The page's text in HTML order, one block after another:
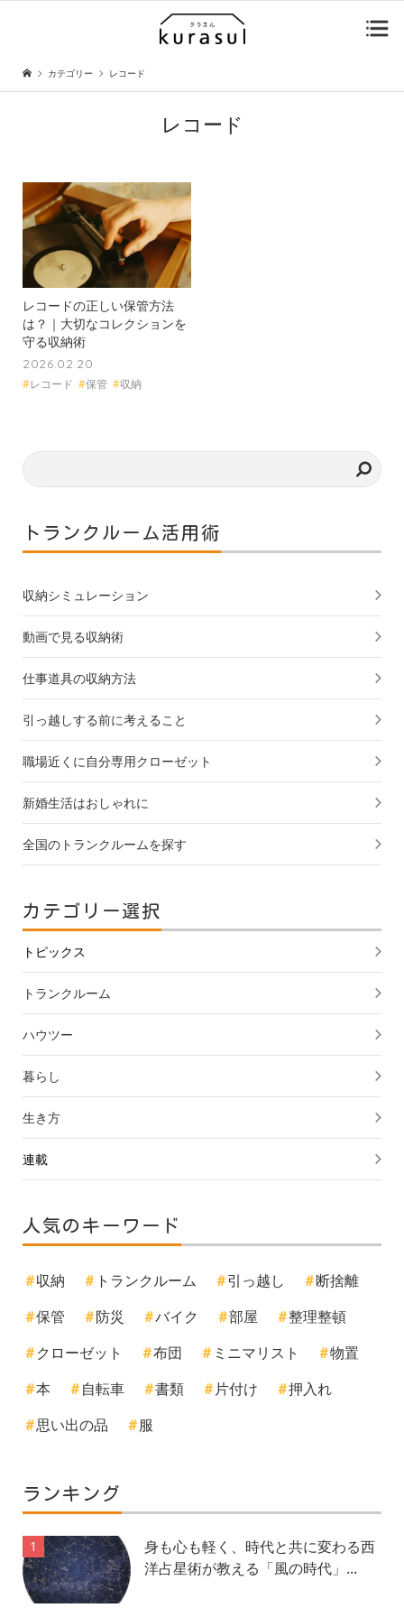
カテゴリー レコード
レコード
レコードの正しい保管方法
は？｜大切なコレクションを
守る収納術
2026.02.20
#レコード #保管 #収納
トランクルーム活用術
収納シミュレーション
動画で見る収納術
仕事道具の収納方法
引っ越しする前に考えること
職場近くに自分専用クローゼット
新婚生活はおしゃれに
全国のトランクルームを探す
カテゴリー選択
トピックス
トランクルーム
ハウツー
暮らし
生き方
連載
人気のキーワード
収納 トランクルーム 引っ越し
断捨離
保管
防災 バイク 部屋
整理整頓
クローゼット
布団 ミニマリスト
物置
本
自転車 書類 片付け
押入れ
思い出の品
服
ランキング
1
身も心も軽く、時代と共に変わる西
洋占星術が教える「風の時代」...